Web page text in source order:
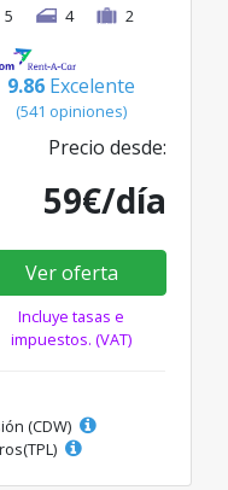
5
4 2
9.86 Excelente
(541 opiniones)
Precio desde:
59€/día
Ver oferta
Incluye tasas e
impuestos. (VAT)
(CDW)